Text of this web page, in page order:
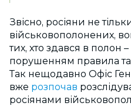
Звісно, росіяни не
військовополонених,
тих, хто здався в полон
порушенням правила
Так нещодавно Офіс
вже розпочав
росіянами